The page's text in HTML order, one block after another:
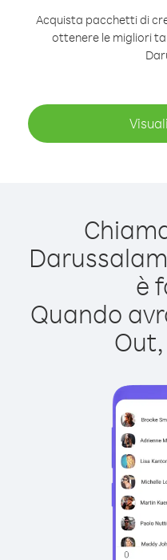
Acquista pacchetti di
ottenere le migliori
è
Quando